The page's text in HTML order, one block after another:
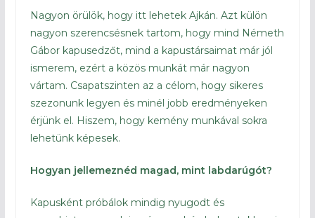
Nagyon örülök, hogy itt lehetek Ajkán. Azt külön
nagyon szerencsésnek tartom, hogy mind Németh
Gábor kapusedzőt, mind a kapustársaimat már jól
ismerem, ezért a közös munkát már nagyon
vártam. Csapatszinten az a célom, hogy sikeres
szezonunk legyen és minél jobb eredményeken
érjünk el. Hiszem, hogy kemény munkával sokra
lehetünk képesek.
Hogyan jellemeznéd magad, mint labdarúgót?
Kapusként próbálok mindig nyugodt és